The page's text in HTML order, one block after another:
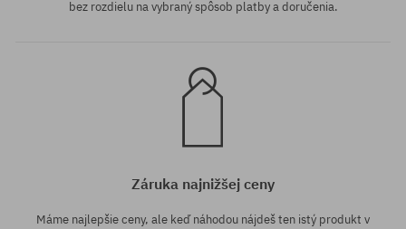
bez rozdielu na vybraný spôsob platby a doručenia.
Záruka najnižšej ceny
Máme najlepšie ceny, ale keď náhodou nájdeš ten istý produkt v